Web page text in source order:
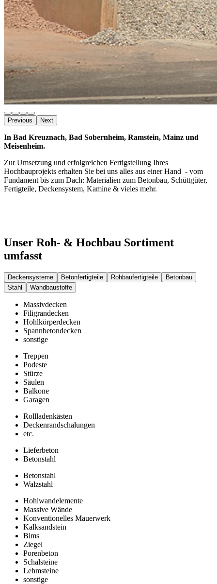
Previous Next
In Bad Kreuznach, Bad Sobernheim, Ramstein, Mainz und
Meisenheim.
Zur Umsetzung und erfolgreichen Fertigstellung Ihres
Hochbauprojekts erhalten Sie bei uns alles aus einer Hand - vom
Fundament bis zum Dach: Materialien zum Betonbau, Schüttgüter,
Fertigteile, Deckensystem, Kamine & vieles mehr.
Unser Roh- & Hochbau Sortiment
umfasst
Deckensysteme Betonfertigteile Rohbaufertigteile
Betonbau
Stahl
Wandbaustoffe
Massivdecken
Filigrandecken
Hohlkörperdecken
Spannbetondecken
sonstige
Treppen
Podeste
Stürze
Säulen
Balkone
Garagen
Rollladenkästen
Deckenrandschalungen
etc.
Lieferbeton
Betonstahl
Betonstahl
Walzstahl
Hohlwandelemente
Massive Wände
Konventionelles Mauerwerk
Kalksandstein
Bims
Ziegel
Porenbeton
Schalsteine
Lehmsteine
sonstige